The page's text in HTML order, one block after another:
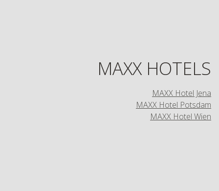
MAXX HOTELS
MAXX Hotel Jena
MAXX Hotel Potsdam
MAXX Hotel Wien